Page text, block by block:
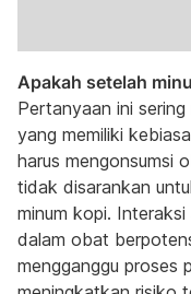
Apakah setelah
Pertanyaan ini
yang memiliki
harus mengonsumsi
tidak disarankan
minum kopi.
dalam obat
mengganggu proses